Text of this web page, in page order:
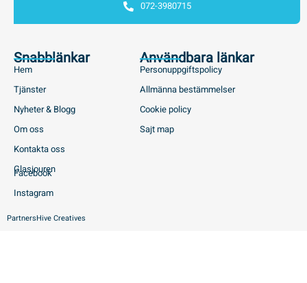
Snabblänkar
Hem
Tjänster
Nyheter & Blogg
Om oss
Kontakta oss
Glasjouren
Facebook
Instagram
Användbara länkar
Personuppgiftspolicy
Allmänna bestämmelser
Cookie policy
Sajt map
072-3980715
PartnersHive Creatives